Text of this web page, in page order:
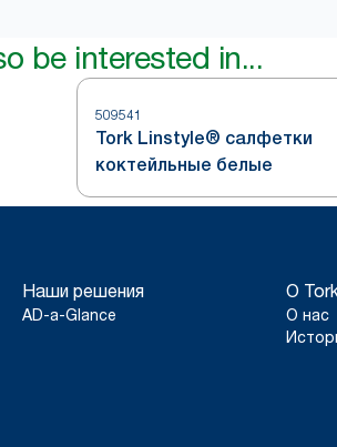
be interested in...
509541
Tork Linstyle® салфетки
коктейльные белые
Наши решения
AD-a-Glance
О
О нас